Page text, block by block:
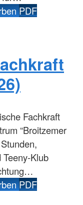
PDF
Fachkraft
“Broitzemer
Klub
PDF